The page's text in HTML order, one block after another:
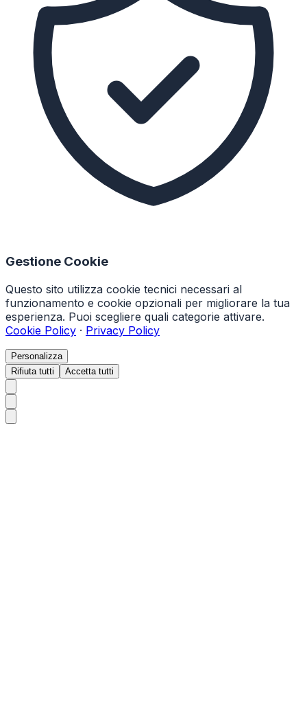
Gestione Cookie
Questo sito utilizza cookie tecnici necessari al
funzionamento e cookie opzionali per migliorare la tua
esperienza. Puoi scegliere quali categorie attivare.
Cookie Policy · Privacy Policy
Personalizza
Rifiuta tutti
Accetta tutti